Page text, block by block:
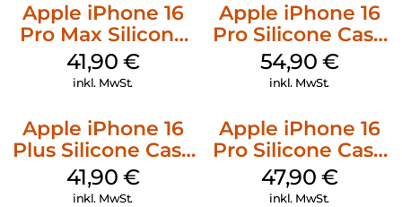
Apple iPhone 16
Pro Max Silicone
Case MagSafe
Ultramarine
41,90 €
inkl. MwSt.
Apple iPhone 16
Pro Silicone Case
MagSafe Black
54,90 €
inkl. MwSt.
Apple iPhone 16
Plus Silicone Case
MagSafe Stone
Gray
41,90 €
inkl. MwSt.
Apple iPhone 16
Pro Silicone Case
MagSafe Denim
47,90 €
inkl. MwSt.